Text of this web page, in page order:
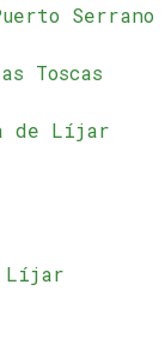
Serrano
Toscas
de Líjar
Líjar